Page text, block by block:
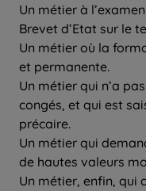
Un métier à
Brevet d’Etat sur le
Un métier où la
et permanente.
Un métier qui n’a
congés, et qui est
précaire.
Un métier qui
de hautes valeurs
Un métier, enfin, qui